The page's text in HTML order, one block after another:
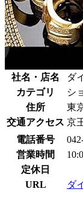
社名・店名
ダ
カテゴリ
シ
住所
東
交通アクセス 京
電話番号
営業時間
定休日
URL
ダ